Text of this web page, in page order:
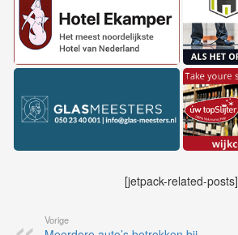
[jetpack-related-posts]
Vorige